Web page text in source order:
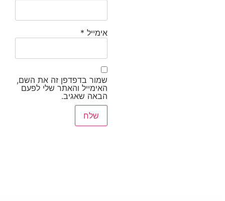
אימייל *
שמור בדפדפן זה את השם,
האימייל והאתר שלי לפעם
הבאה שאגיב.